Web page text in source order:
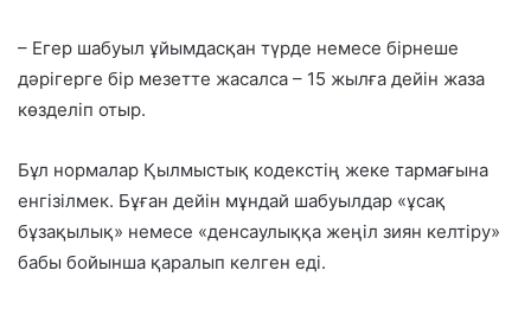
– Егер шабуыл ұйымдасқан түрде немесе бірнеше
дәрігерге бір мезетте жасалса – 15 жылға дейін жаза
көзделіп отыр.
Бұл нормалар Қылмыстық кодекстің жеке тармағына
енгізілмек. Бұған дейін мұндай шабуылдар «ұсақ
бұзақылық» немесе «денсаулыққа жеңіл зиян келтіру»
бабы бойынша қаралып келген еді.